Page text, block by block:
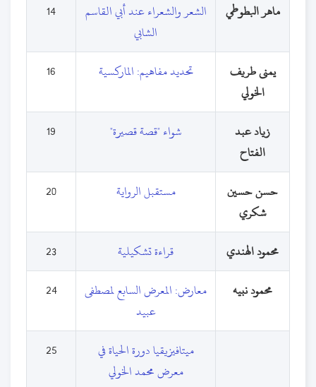
ماهر البطوطي
الشعر والشعراء عند أبي القاسم
الشابي
14
يمنى طريف
الخولي
تحديد مفاهيم: الماركسية 16
زياد عبد
الفتاح
شواء "قصة قصيرة" 19
حسن حسين
شكري
مستقبل الرواية 20
محمود الهندي قراءة تشكيلية
23
محمود نبيه
معارض: المعرض السابع لمصطفى
عبيد
24
ميتافيزيقيا دورة الحياة في
معرض محمد الخولي
25